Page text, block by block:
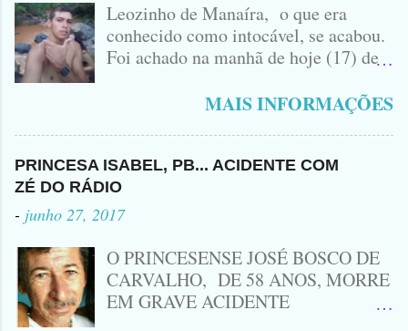
Leozinho de Manaíra, o que era
conhecido como intocável, se acabou.
Foi achado na manhã de hoje (17) de
no Sertão da Paraíba, o Lendário
atingido com disparo de calibre 12. O
Procurado pela Justiça havia matado
a Namorada dele, Fabrícia Nogueira ,
Peixeira. Ele deu mais de 10 Facadas
na Adolescente.
MAIS INFORMAÇÕES
PRINCESA ISABEL, PB... ACIDENTE COM
ZÉ DO RÁDIO
- junho 27, 2017
O PRINCESENSE JOSÉ BOSCO DE
CARVALHO, DE 58 ANOS, MORRE
EM GRAVE ACIDENTE